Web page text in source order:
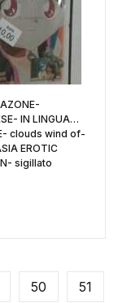
IN LINGUA
clouds wind of-
EROTIC
sigillato
50 51